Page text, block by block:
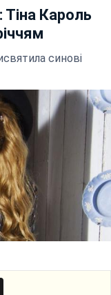
Кароль
синові